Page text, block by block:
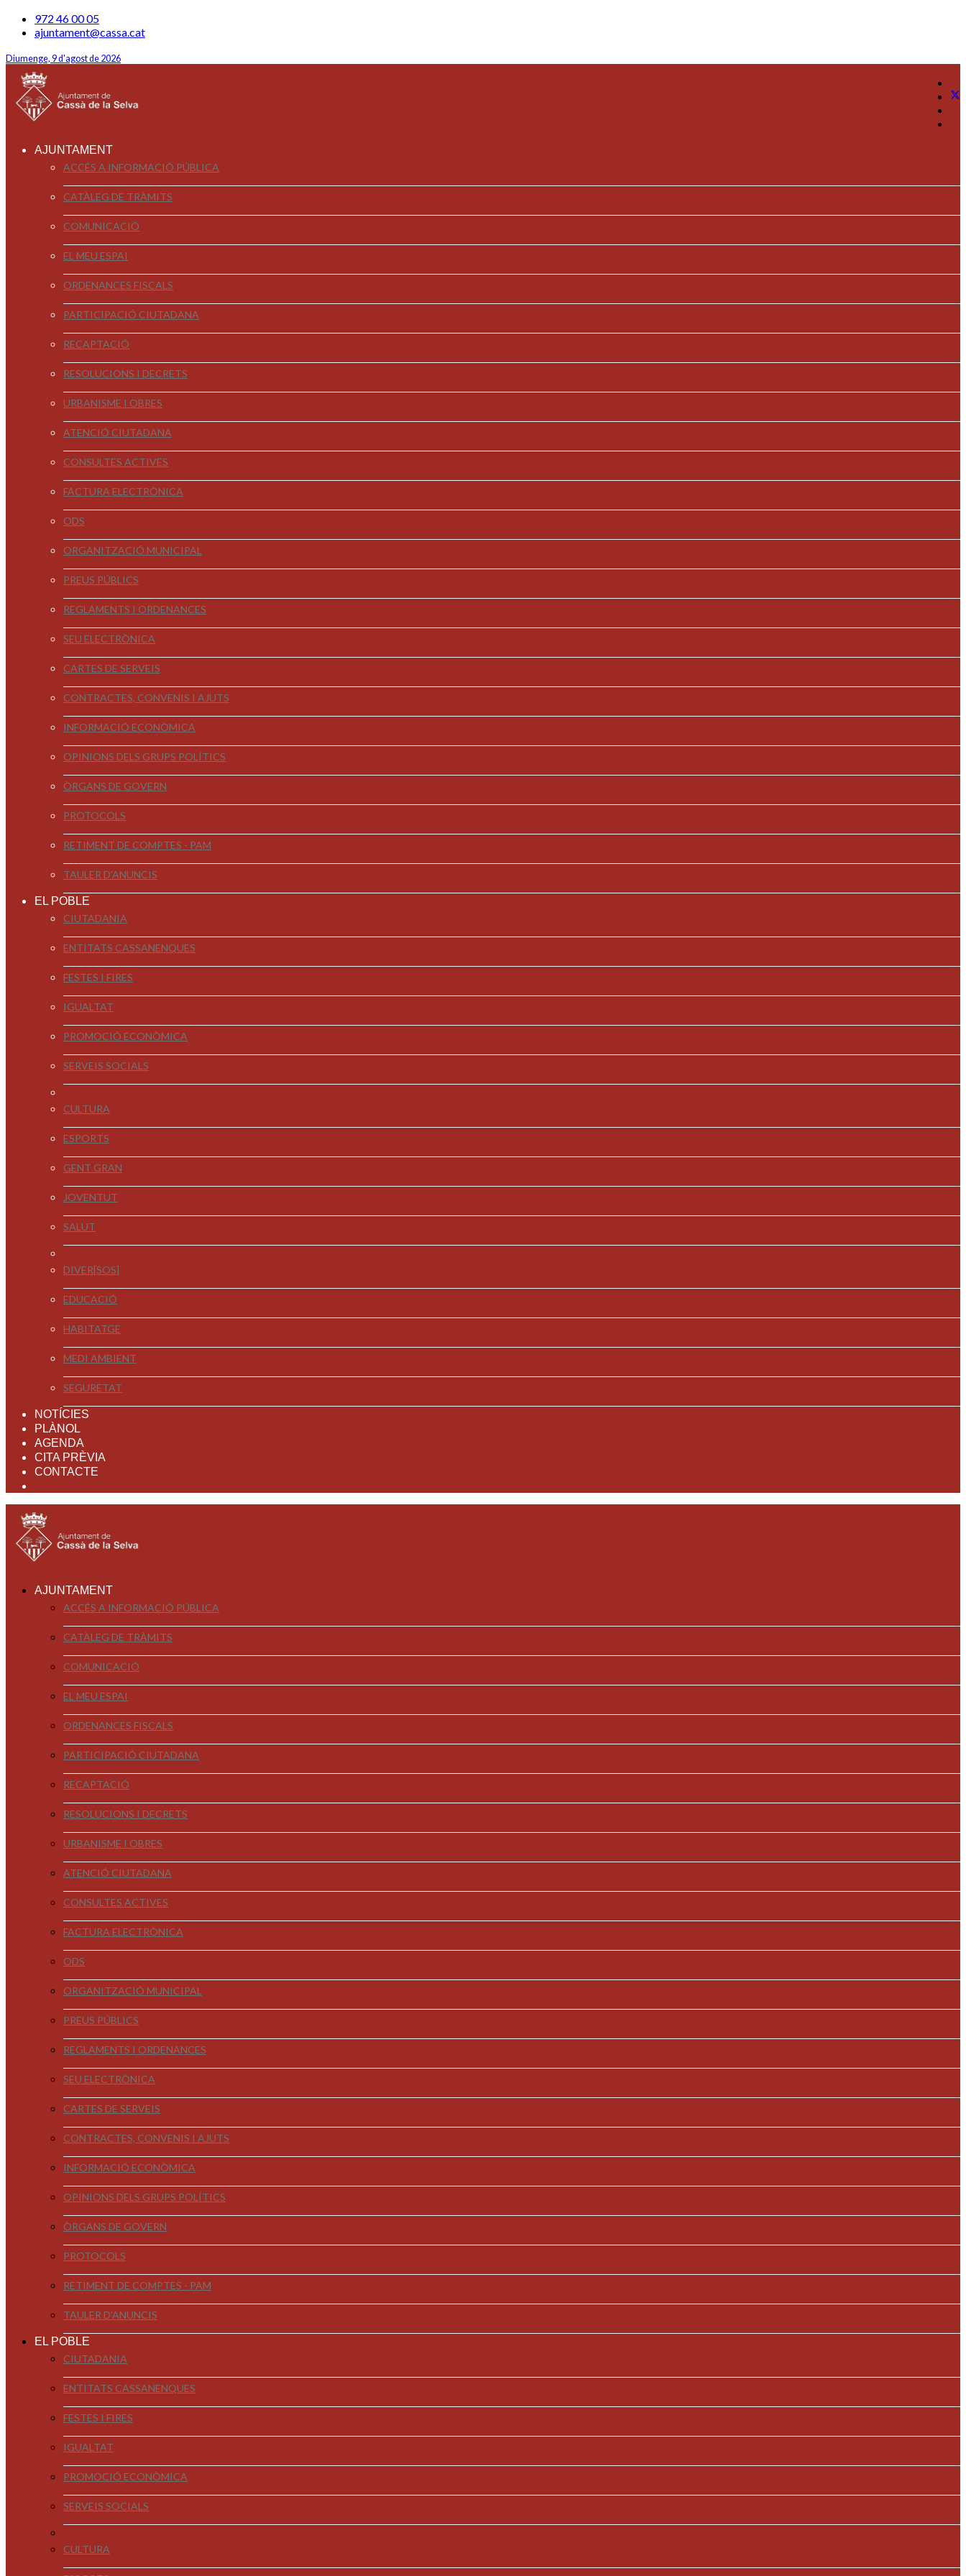
972 46 00 05
ajuntament@cassa.cat
Diumenge, 9 d'agost de 2026
AJUNTAMENT
ACCÉS A INFORMACIÓ PÚBLICA
CATÀLEG DE TRÀMITS
COMUNICACIÓ
EL MEU ESPAI
ORDENANCES FISCALS
PARTICIPACIÓ CIUTADANA
RECAPTACIÓ
RESOLUCIONS I DECRETS
URBANISME I OBRES
ATENCIÓ CIUTADANA
CONSULTES ACTIVES
FACTURA ELECTRÒNICA
ODS
ORGANITZACIÓ MUNICIPAL
PREUS PÚBLICS
REGLAMENTS I ORDENANCES
SEU ELECTRÒNICA
CARTES DE SERVEIS
CONTRACTES, CONVENIS I AJUTS
INFORMACIÓ ECONÒMICA
OPINIONS DELS GRUPS POLÍTICS
ÒRGANS DE GOVERN
PROTOCOLS
RETIMENT DE COMPTES - PAM
TAULER D'ANUNCIS
EL POBLE
CIUTADANIA
ENTITATS CASSANENQUES
FESTES I FIRES
IGUALTAT
PROMOCIÓ ECONÒMICA
SERVEIS SOCIALS
CULTURA
ESPORTS
GENT GRAN
JOVENTUT
SALUT
DIVER[SOS]
EDUCACIÓ
HABITATGE
MEDI AMBIENT
SEGURETAT
NOTÍCIES
PLÀNOL
AGENDA
CITA PRÈVIA
CONTACTE
AJUNTAMENT
ACCÉS A INFORMACIÓ PÚBLICA
CATÀLEG DE TRÀMITS
COMUNICACIÓ
EL MEU ESPAI
ORDENANCES FISCALS
PARTICIPACIÓ CIUTADANA
RECAPTACIÓ
RESOLUCIONS I DECRETS
URBANISME I OBRES
ATENCIÓ CIUTADANA
CONSULTES ACTIVES
FACTURA ELECTRÒNICA
ODS
ORGANITZACIÓ MUNICIPAL
PREUS PÚBLICS
REGLAMENTS I ORDENANCES
SEU ELECTRÒNICA
CARTES DE SERVEIS
CONTRACTES, CONVENIS I AJUTS
INFORMACIÓ ECONÒMICA
OPINIONS DELS GRUPS POLÍTICS
ÒRGANS DE GOVERN
PROTOCOLS
RETIMENT DE COMPTES - PAM
TAULER D'ANUNCIS
EL POBLE
CIUTADANIA
ENTITATS CASSANENQUES
FESTES I FIRES
IGUALTAT
PROMOCIÓ ECONÒMICA
SERVEIS SOCIALS
CULTURA